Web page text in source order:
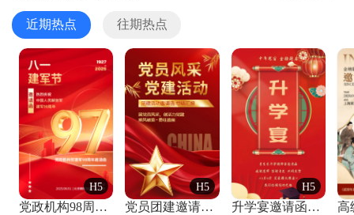
近期热点 往期热点
H5
党政机构98周年八一建军节庆祝晚会活动邀
H5
党员团建邀请函党建活动风采党会工作汇报总
H5
升学宴邀请函喜报金榜题名高端谢师宴邀请函